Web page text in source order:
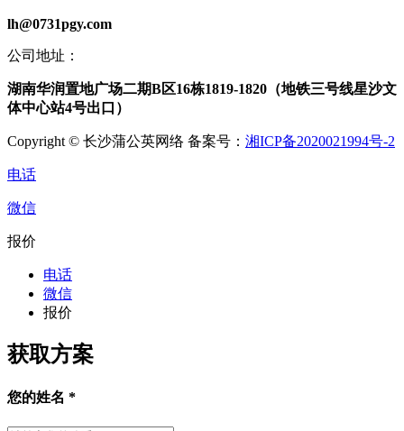
lh@0731pgy.com
公司地址：
湖南华润置地广场二期B区16栋1819-1820（地铁三号线星沙文
体中心站4号出口）
Copyright © 长沙蒲公英网络 备案号： 湘ICP备2020021994号-2
电话
微信
报价
电话
微信
报价
获取方案
您的姓名 *